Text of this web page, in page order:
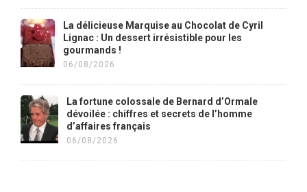
La délicieuse Marquise au Chocolat de Cyril
Lignac : Un dessert irrésistible pour les
gourmands !
06/08/2026
La fortune colossale de Bernard d’Ormale
dévoilée : chiffres et secrets de l’homme
d’affaires français
06/08/2026